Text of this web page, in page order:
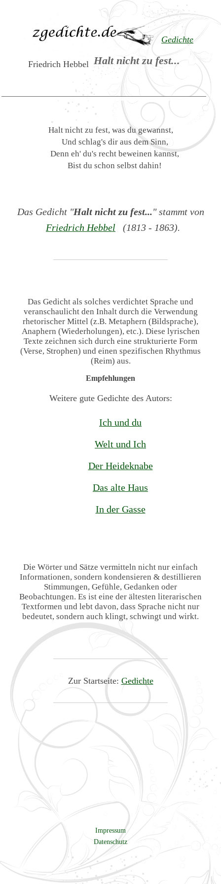
Gedichte
Halt nicht zu fest...
Friedrich Hebbel
Halt nicht zu fest, was du gewannst,
Und schlag's dir aus dem Sinn,
Denn eh' du's recht beweinen kannst,
Bist du schon selbst dahin!
Das Gedicht "Halt nicht zu fest..." stammt von
Friedrich Hebbel (1813 - 1863).
Das Gedicht als solches verdichtet Sprache und
veranschaulicht den Inhalt durch die Verwendung
rhetorischer Mittel (z.B. Metaphern (Bildsprache),
Anaphern (Wiederholungen), etc.). Diese lyrischen
Texte zeichnen sich durch eine strukturierte Form
(Verse, Strophen) und einen spezifischen Rhythmus
(Reim) aus.
Empfehlungen
Weitere gute Gedichte des Autors:
Ich und du
Welt und Ich
Der Heideknabe
Das alte Haus
In der Gasse
Die Wörter und Sätze vermitteln nicht nur einfach
Informationen, sondern kondensieren & destillieren
Stimmungen, Gefühle, Gedanken oder
Beobachtungen. Es ist eine der ältesten literarischen
Textformen und lebt davon, dass Sprache nicht nur
bedeutet, sondern auch klingt, schwingt und wirkt.
Zur Startseite: Gedichte
Impressum
Datenschutz